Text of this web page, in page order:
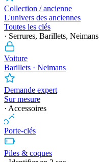
Collection / ancienne
L'univers des anciennes
Toutes les clés
· Serrures, Barillets, Neimans
Voiture
Barillets · Neimans
Demande expert
Sur mesure
· Accessoires
Porte-clés
Piles & coques